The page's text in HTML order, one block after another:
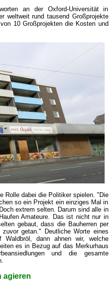
an der Oxford-Universität in
weltweit rund tausend Großprojekte
10 Großprojekten die Kosten und
Rolle dabei die Politiker spielen. "Die
so ein Projekt ein einziges Mal in
extrem selten. Darum sind alle in
Amateure. Das ist nicht nur in
gebaut, dass die Bauherren per
getan." Deutliche Worte eines
Waldbröl, dann ahnen wir, welche
es in Bezug auf das Merkurhaus
und die gesamte
agieren